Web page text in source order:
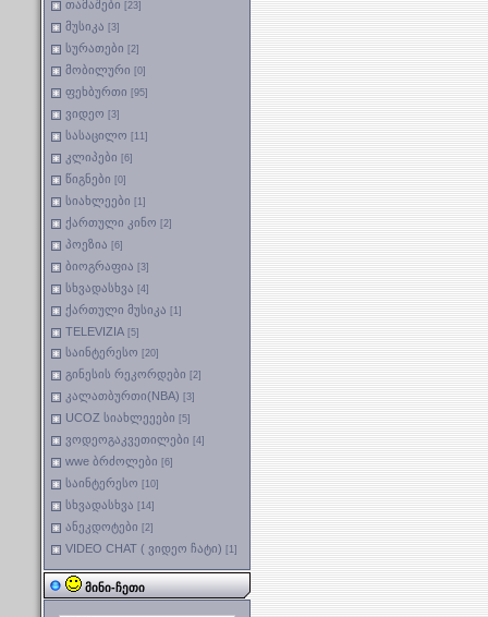
თამაშები [23]
მუსიკა [3]
სურათები [2]
მობილური [0]
ფეხბურთი [95]
ვიდეო [3]
სასაცილო [11]
კლიპები [6]
წიგნები [0]
სიახლეები [1]
ქართული კინო [2]
პოეზია [6]
ბიოგრაფია [3]
სხვადასხვა [4]
ქართული მუსიკა [1]
TELEVIZIA [5]
საინტერესო [20]
გინესის რეკორდები [2]
კალათბურთი(NBA) [3]
UCOZ სიახლეეები [5]
ვოდეოგაკვეთილები [4]
wwe ბრძოლები [6]
საინტერესო [10]
სხვადასხვა [14]
ანეკდოტები [2]
VIDEO CHAT ( ვიდეო ჩატი) [1]
მინი-ჩეთი